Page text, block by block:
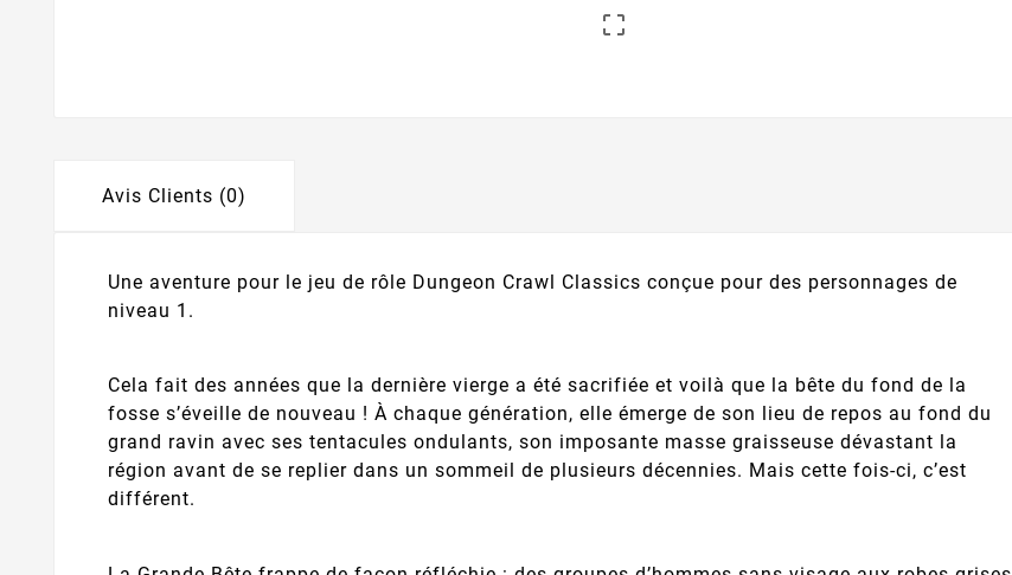

Avis Clients (0)
Une aventure pour le jeu de rôle Dungeon Crawl Classics conçue pour des personnages de
niveau 1.
Cela fait des années que la dernière vierge a été sacrifiée et voilà que la bête du fond de la
fosse s’éveille de nouveau ! À chaque génération, elle émerge de son lieu de repos au fond du
grand ravin avec ses tentacules ondulants, son imposante masse graisseuse dévastant la
région avant de se replier dans un sommeil de plusieurs décennies. Mais cette fois-ci, c’est
différent.